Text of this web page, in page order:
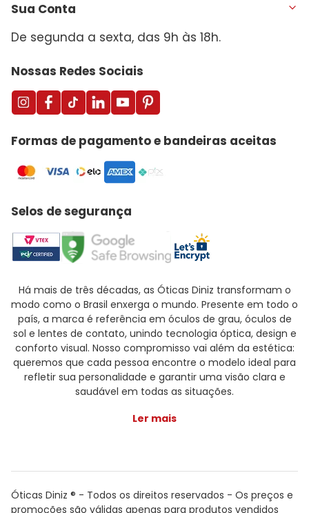
Sua Conta
De segunda a sexta, das 9h às 18h.
Nossas Redes Sociais
Formas de pagamento e bandeiras aceitas
Selos de segurança
Há mais de três décadas, as Óticas Diniz transformam o
modo como o Brasil enxerga o mundo. Presente em todo o
país, a marca é referência em óculos de grau, óculos de
sol e lentes de contato, unindo tecnologia óptica, design e
conforto visual. Nosso compromisso vai além da estética:
queremos que cada pessoa encontre o modelo ideal para
refletir sua personalidade e garantir uma visão clara e
saudável em todas as situações.
Ler mais
Óticas Diniz ® - Todos os direitos reservados - Os preços e
promoções são válidas apenas para produtos vendidos